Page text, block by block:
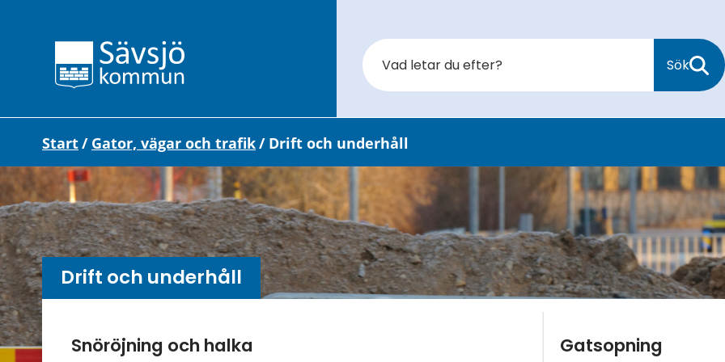
Sök
Start/ Gator, vägar och trafik/ Drift och underhåll
Drift och underhåll
Undersidor meny
Snöröjning och halka Gatsopning